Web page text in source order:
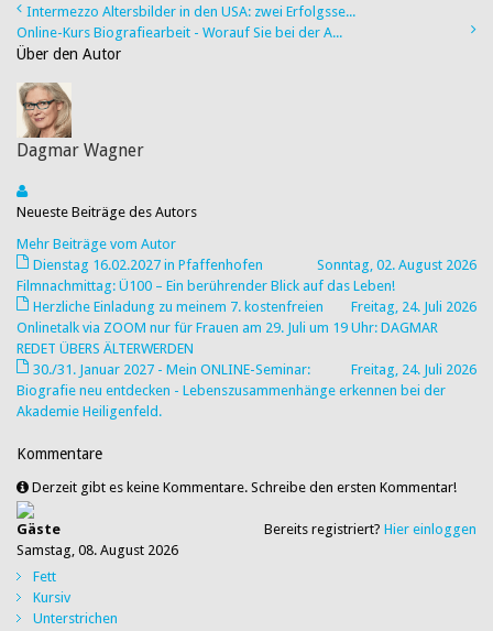
Intermezzo Altersbilder in den USA: zwei Erfolgsse...
Online-Kurs Biografiearbeit - Worauf Sie bei der A...
Über den Autor
Dagmar Wagner
Neueste Beiträge des Autors
Mehr Beiträge vom Autor
Sonntag, 02. August 2026
Dienstag 16.02.2027 in Pfaffenhofen
Filmnachmittag: Ü100 – Ein berührender Blick auf das Leben!
Freitag, 24. Juli 2026
Herzliche Einladung zu meinem 7. kostenfreien
Onlinetalk via ZOOM nur für Frauen am 29. Juli um 19 Uhr: DAGMAR
REDET ÜBERS ÄLTERWERDEN
Freitag, 24. Juli 2026
30./31. Januar 2027 - Mein ONLINE-Seminar:
Biografie neu entdecken - Lebenszusammenhänge erkennen bei der
Akademie Heiligenfeld.
Kommentare
Derzeit gibt es keine Kommentare. Schreibe den ersten Kommentar!
Bereits registriert? Hier einloggen
Gäste
Samstag, 08. August 2026
Fett
Kursiv
Unterstrichen